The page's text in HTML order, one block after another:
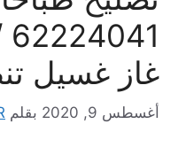
غاز غسيل
أغسطس 9, 2020 بقلم